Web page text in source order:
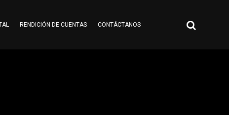
RENDICIÓN DE CUENTAS CONTÁCTANOS